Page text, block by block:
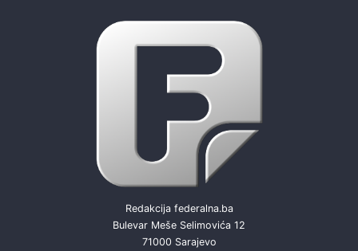
Redakcija federalna.ba
Bulevar Meše Selimovića 12
71000 Sarajevo